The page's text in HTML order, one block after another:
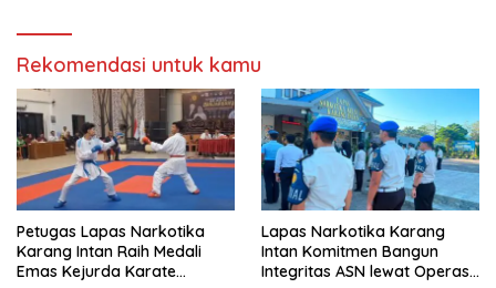
Rekomendasi untuk kamu
Petugas Lapas Narkotika
Karang Intan Raih Medali
Emas Kejurda Karate
Lapas Narkotika Karang
Intan Komitmen Bangun
Integritas ASN lewat Operasi